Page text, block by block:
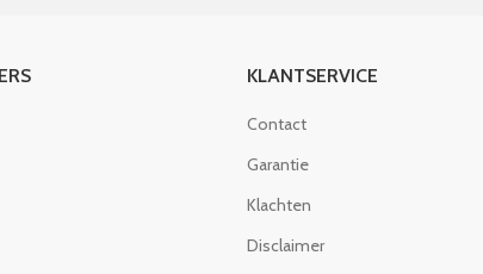
KLANTSERVICE
Contact
Garantie
Klachten
Disclaimer